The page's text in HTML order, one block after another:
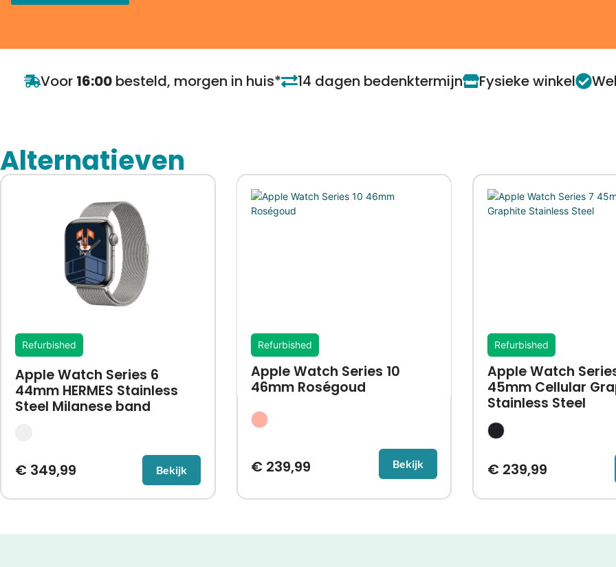
Voor 16:00 besteld, morgen in huis* 14 dagen bedenktermijn Fysieke winkel
Alternatieven
Refurbished
Apple Watch Series 6
44mm HERMES Stainless
Steel Milanese band
€349,99 Bekijk
Refurbished
Apple Watch Series 10
46mm Roségoud
€ 239,99 Bekijk
Refurbished
Apple Watch
45mm Cellular
Stainless Steel
€239,99